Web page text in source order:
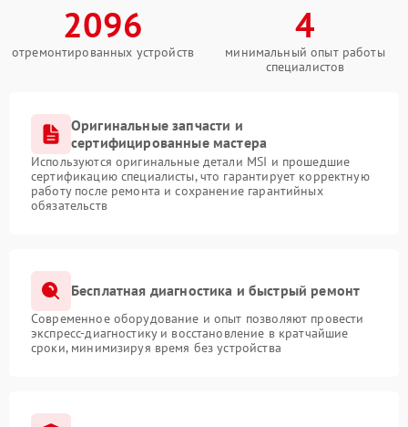
2096
отремонтированных устройств
4
минимальный опыт работы
специалистов
Оригинальные запчасти и
сертифицированные мастера
Используются оригинальные детали MSI и прошедшие
сертификацию специалисты, что гарантирует корректную
работу после ремонта и сохранение гарантийных
обязательств
Бесплатная диагностика и быстрый ремонт
Современное оборудование и опыт позволяют провести
экспресс-диагностику и восстановление в кратчайшие
сроки, минимизируя время без устройства